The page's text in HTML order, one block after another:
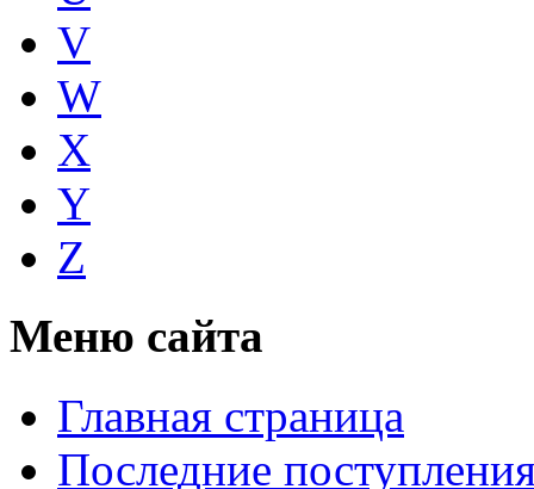
V
W
X
Y
Z
Меню сайта
Главная страница
Последние